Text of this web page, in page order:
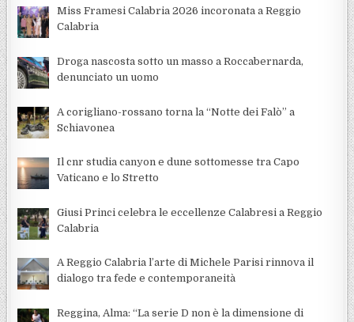
Miss Framesi Calabria 2026 incoronata a Reggio
Calabria
Droga nascosta sotto un masso a Roccabernarda,
denunciato un uomo
A corigliano-rossano torna la “Notte dei Falò” a
Schiavonea
Il cnr studia canyon e dune sottomesse tra Capo
Vaticano e lo Stretto
Giusi Princi celebra le eccellenze Calabresi a Reggio
Calabria
A Reggio Calabria l’arte di Michele Parisi rinnova il
dialogo tra fede e contemporaneità
Reggina, Alma: “La serie D non è la dimensione di